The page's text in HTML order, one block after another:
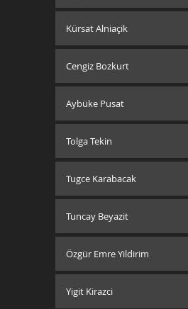
Kürsat Alniaçik
Cengiz Bozkurt
Aybüke Pusat
Tolga Tekin
Tugce Karabacak
Tuncay Beyazit
Özgür Emre Yildirim
Yigit Kirazci